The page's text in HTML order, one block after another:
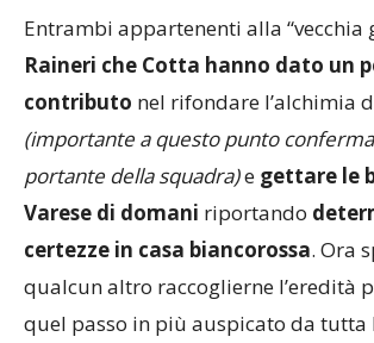
Entrambi appartenenti alla “vecchia
Raineri che Cotta hanno dato un
contributo nel rifondare l’alchimia
(importante a questo punto
portante della squadra)egettare le
Varese di domaniriportando
certezze in casa biancorossa. Ora
qualcun altro raccoglierne l’eredità